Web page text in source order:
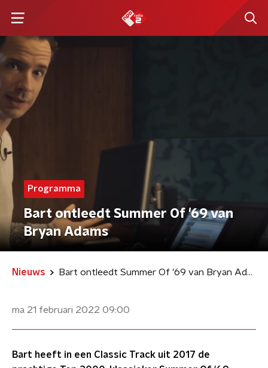
Programma
Bart ontleedt Summer Of '69 van
Bryan Adams
Nieuws Bart ontleedt Summer Of '69 van Bryan Adams
ma 21 februari 2022 09:00
Bart heeft in een Classic Track uit 2017 de